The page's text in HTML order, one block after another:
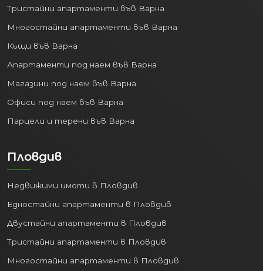
Тристайни апартаменти във Варна
Многостайни апартаменти във Варна
Къщи във Варна
Апартаменти под наем във Варна
Магазини под наем във Варна
Офиси под наем във Варна
Парцели и терени във Варна
Пловдив
Недвижими имоти в Пловдив
Едностайни апартаменти в Пловдив
Двустайни апартаменти в Пловдив
Тристайни апартаменти в Пловдив
Многостайни апартаменти в Пловдив